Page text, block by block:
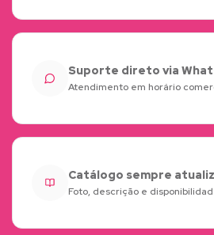
Suporte direto via
Atendimento em horário
Catálogo sempre
Foto, descrição e